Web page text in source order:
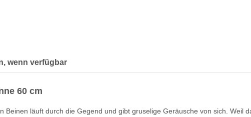
wenn verfügbar
60 cm
Beinen läuft durch die Gegend und gibt gruselige Geräusche von sich. Weil